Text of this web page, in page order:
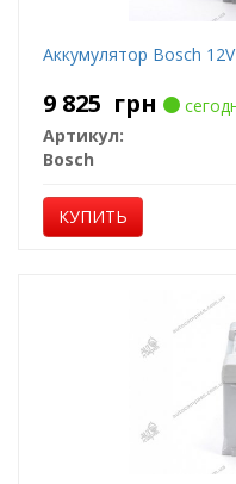
Аккумулятор Bosch
9 825 грн
Артикул:
Bosch
КУПИТЬ